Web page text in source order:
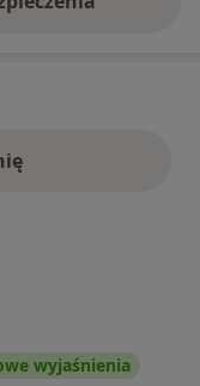
wyjaśnienia